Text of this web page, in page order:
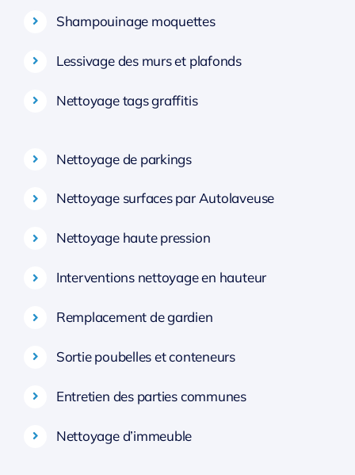
Shampouinage moquettes
Lessivage des murs et plafonds
Nettoyage tags graffitis
Nettoyage de parkings
Nettoyage surfaces par Autolaveuse
Nettoyage haute pression
Interventions nettoyage en hauteur
Remplacement de gardien
Sortie poubelles et conteneurs
Entretien des parties communes
Nettoyage d’immeuble